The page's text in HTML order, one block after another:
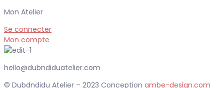
Mon Atelier
Se connecter
Mon compte
hello@dubndiduatelier.com
© Dubdndidu Atelier – 2023 Conception ambe-design.com